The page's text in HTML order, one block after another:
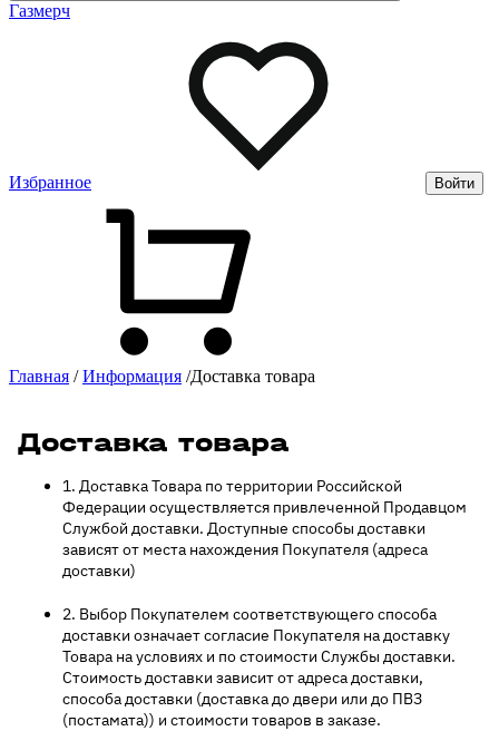
Газмерч
Избранное Войти
Главная / Информация /Доставка товара
Доставка товара
1. Доставка Товара по территории Российской
Федерации осуществляется привлеченной Продавцом
Службой доставки. Доступные способы доставки
зависят от места нахождения Покупателя (адреса
доставки)
2. Выбор Покупателем соответствующего способа
доставки означает согласие Покупателя на доставку
Товара на условиях и по стоимости Службы доставки.
Стоимость доставки зависит от адреса доставки,
способа доставки (доставка до двери или до ПВЗ
(постамата)) и стоимости товаров в заказе.